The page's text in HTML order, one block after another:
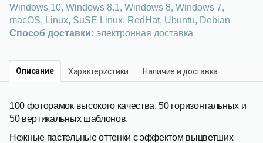
Windows 10, Windows 8.1, Windows 8, Windows 7,
macOS, Linux, SuSE Linux, RedHat, Ubuntu, Debian
Способ доставки: электронная доставка
Описание Характеристики Наличие и доставка
100 фоторамок высокого качества, 50 горизонтальных и
50 вертикальных шаблонов.
Нежные пастельные оттенки с эффектом выцветших